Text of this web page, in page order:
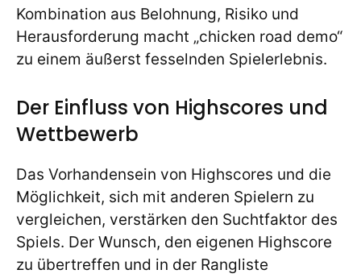
Kombination aus Belohnung, Risiko und
Herausforderung macht „chicken road demo“
zu einem äußerst fesselnden Spielerlebnis.
Der Einfluss von Highscores und
Wettbewerb
Das Vorhandensein von Highscores und die
Möglichkeit, sich mit anderen Spielern zu
vergleichen, verstärken den Suchtfaktor des
Spiels. Der Wunsch, den eigenen Highscore
zu übertreffen und in der Rangliste